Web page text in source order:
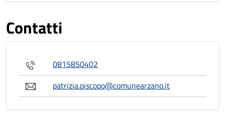
Contatti
0815850402
patrizia.piscopo@comunearzano.it